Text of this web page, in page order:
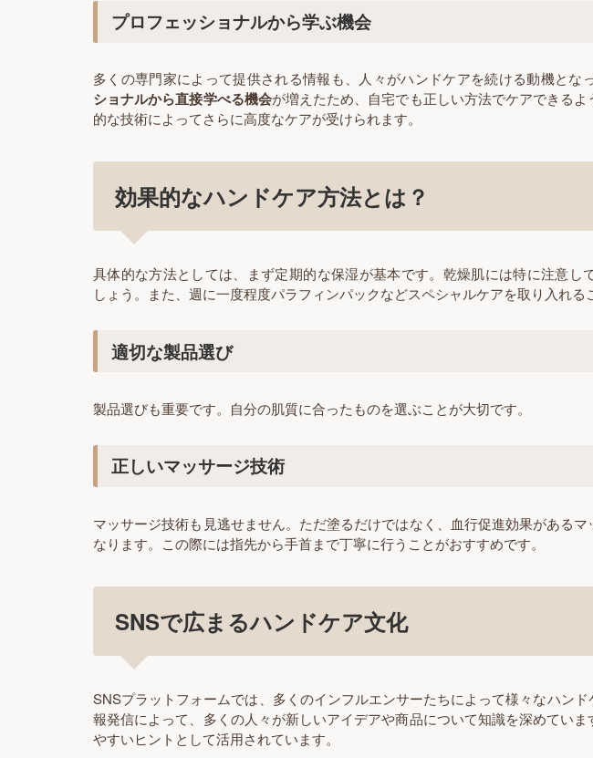
プロフェッショナルから学ぶ機会
多くの専門家によって提供される情報も、人々がハンドケアを続ける動機となっ
ショナルから直接学べる機会が増えたため、自宅でも正しい方法でケアできる
的な技術によってさらに高度なケアが受けられます。
効果的なハンドケア方法とは？
具体的な方法としては、まず定期的な保湿が基本です。乾燥肌には特に注意し
しょう。また、週に一度程度パラフィンパックなどスペシャルケアを取り入れる
適切な製品選び
製品選びも重要です。自分の肌質に合ったものを選ぶことが大切です。
正しいマッサージ技術
マッサージ技術も見逃せません。ただ塗るだけではなく、血行促進効果がある
なります。この際には指先から手首まで丁寧に行うことがおすすめです。
SNSで広まるハンドケア文化
SNSプラットフォームでは、多くのインフルエンサーたちによって様々なハン
報発信によって、多くの人々が新しいアイデアや商品について知識を深めてい
やすいヒントとして活用されています。